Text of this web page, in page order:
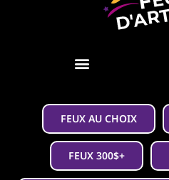
FEUX AU CHOIX
FEUX 300$+